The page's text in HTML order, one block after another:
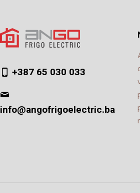
+387 65 030 033
info@angofrigoelectric.ba